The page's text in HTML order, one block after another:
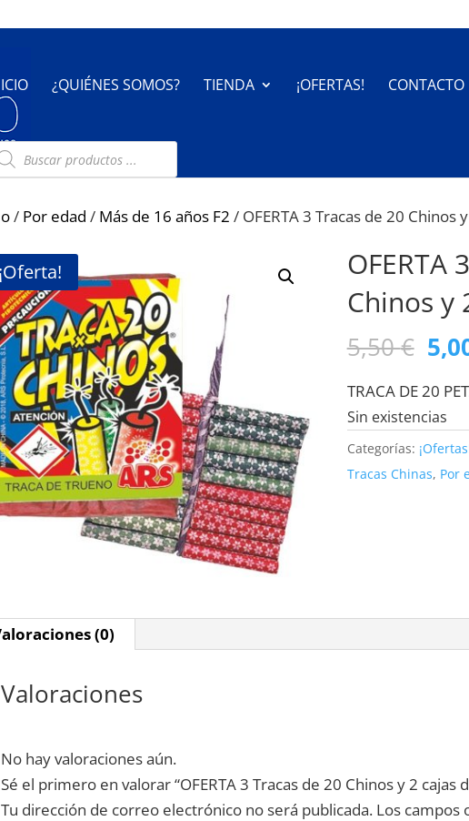
¿QUIÉNES SOMOS? TIENDA ¡OFERTAS! CONTACTO
/ Por edad / Más de 16 años F2 / OFERTA 3 Tracas de 20 Chinos
OFERTA
Chinos y
5,50€ El
era:
TRACA DE 20
Sin existencias
Categorías:
Tracas Chinas, Por
(0)
Valoraciones
No hay valoraciones aún.
Sé el primero en valorar “OFERTA 3 Tracas de 20 Chinos y 2 cajas
Tu dirección de correo electrónico no será publicada. Los campos